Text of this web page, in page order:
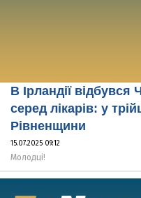
В Ірландії відбувся
серед лікарів: у
Рівненщини
15.07.2025 09:12
Молодці!